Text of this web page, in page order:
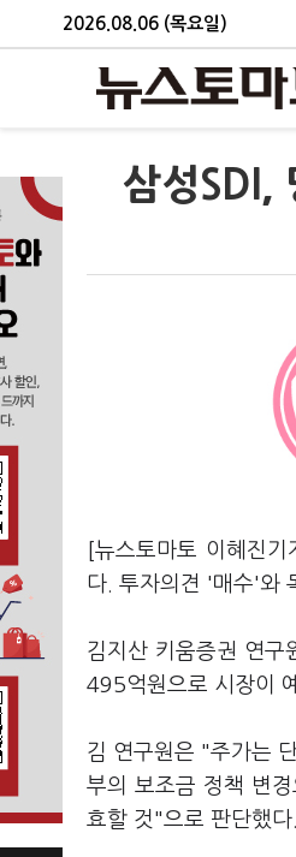
2026.08.06 (목요일)
삼성SDI,
[뉴스토마토 이혜진
다. 투자의견 '매수'와
김지산 키움증권 연구
495억원으로 시장이
김 연구원은 "주가는
부의 보조금 정책 변
효할 것"으로 판단했다.